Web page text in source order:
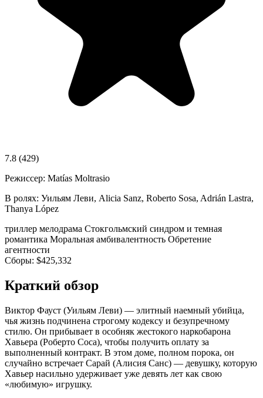
7.8 (429)
Режиссер: Matías Moltrasio
В ролях: Уильям Леви, Alicia Sanz, Roberto Sosa, Adrián Lastra,
Thanya López
триллер мелодрама Стокгольмский синдром и темная
романтика Моральная амбивалентность Обретение
агентности
Сборы: $425,332
Краткий обзор
Виктор Фауст (Уильям Леви) — элитный наемный убийца,
чья жизнь подчинена строгому кодексу и безупречному
стилю. Он прибывает в особняк жестокого наркобарона
Хавьера (Роберто Соса), чтобы получить оплату за
выполненный контракт. В этом доме, полном порока, он
случайно встречает Сарай (Алисия Санс) — девушку, которую
Хавьер насильно удерживает уже девять лет как свою
«любимую» игрушку.